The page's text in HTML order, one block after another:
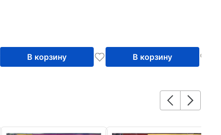
В корзину В корзину